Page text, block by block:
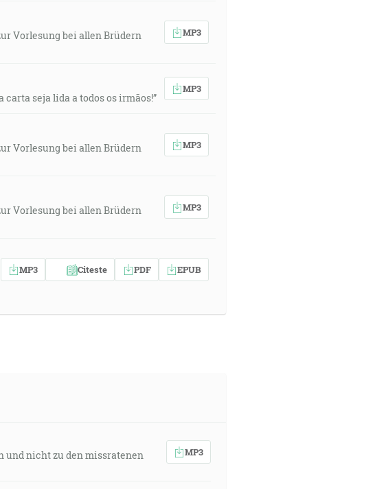
Vorlesung bei allen Brüdern
MP3
carta seja lida a todos os irmãos!”
MP3
Vorlesung bei allen Brüdern
MP3
Vorlesung bei allen Brüdern
MP3
MP3 Citeste PDF EPUB
und nicht zu den missratenen
MP3